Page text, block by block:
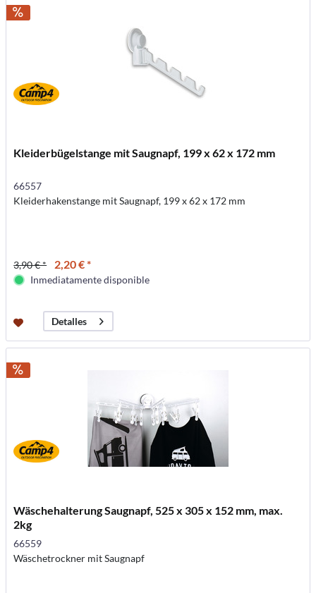
Kleiderbügelstange mit Saugnapf, 199 x 62 x 172 mm
66557
Kleiderhakenstange mit Saugnapf, 199 x 62 x 172 mm
3,90 € * 2,20 € *
Inmediatamente disponible
Detalles
Wäschehalterung Saugnapf, 525 x 305 x 152 mm, max.
2kg
66559
Wäschetrockner mit Saugnapf